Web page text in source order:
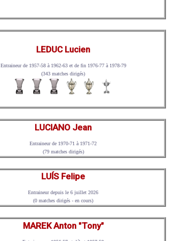
LEDUC Lucien
Entraineur de 1957-58 à 1962-63 et de fin 1976-77 à 1978-79
(343 matches dirigés)
LUCIANO Jean
Entraineur de 1970-71 à 1971-72
(79 matches dirigés)
LUÍS Felipe
Entraineur depuis le 6 juillet 2026
(0 matches dirigés - en cours)
MAREK Anton "Tony"